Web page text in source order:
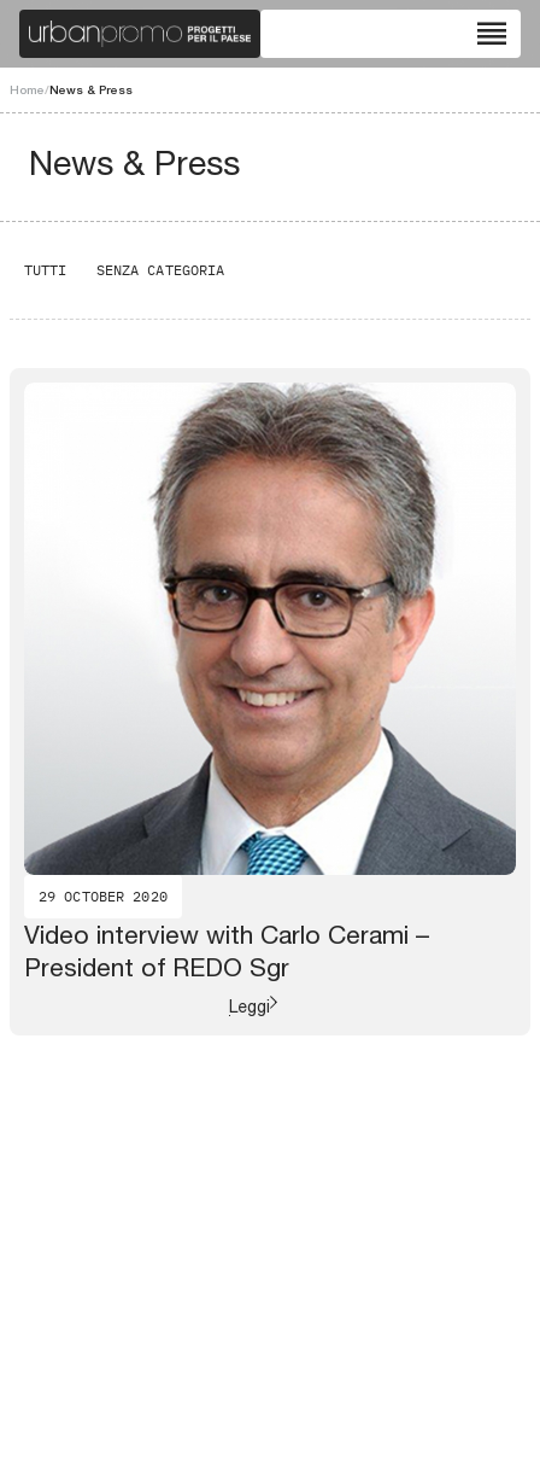
reorder
Home/News & Press
News & Press
TUTTI SENZA CATEGORIA
29 OCTOBER 2020
Video interview with Carlo Cerami –
President of REDO Sgr
Leggi